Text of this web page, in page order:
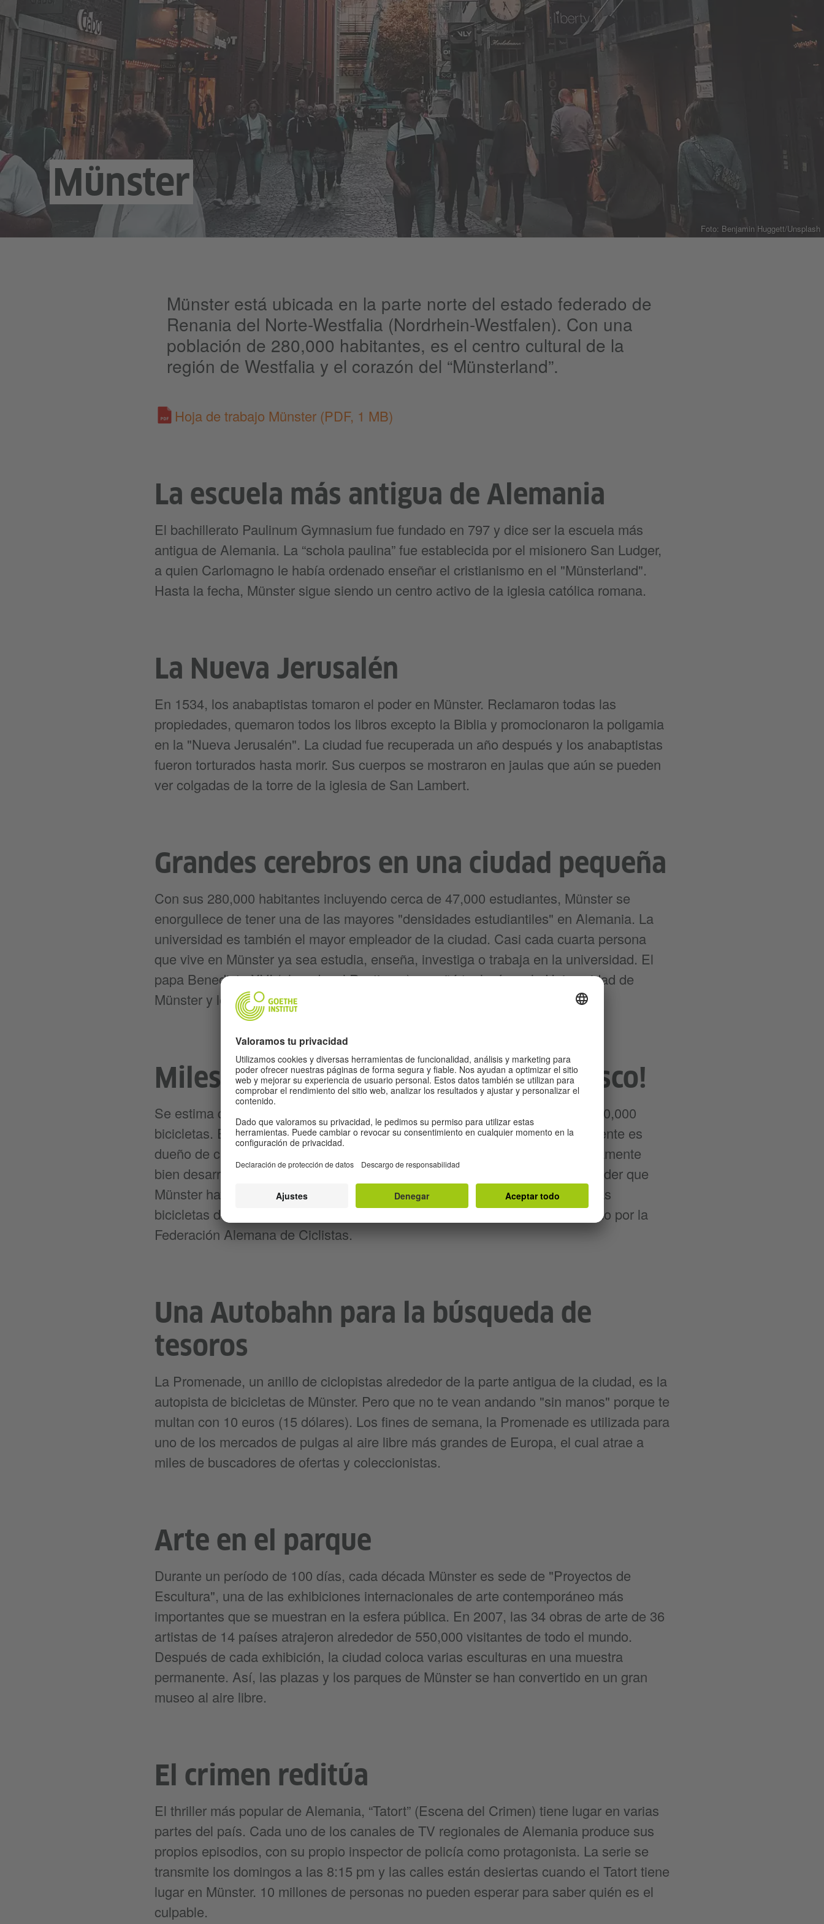
Foto: Benjamin Huggett/Unsplash
Münster
Münster está ubicada en la parte norte del estado federado de
Renania del Norte-Westfalia (Nordrhein-Westfalen). Con una
población de 280,000 habitantes, es el centro cultural de la
región de Westfalia y el corazón del “Münsterland”.
Hoja de trabajo Münster (PDF, 1 MB)
La escuela más antigua de Alemania
El bachillerato Paulinum Gymnasium fue fundado en 797 y dice ser la escuela más
antigua de Alemania. La “schola paulina” fue establecida por el misionero San Ludger,
a quien Carlomagno le había ordenado enseñar el cristianismo en el "Münsterland".
Hasta la fecha, Münster sigue siendo un centro activo de la iglesia católica romana.
La Nueva Jerusalén
En 1534, los anabaptistas tomaron el poder en Münster. Reclamaron todas las
propiedades, quemaron todos los libros excepto la Biblia y promocionaron la poligamia
en la "Nueva Jerusalén". La ciudad fue recuperada un año después y los anabaptistas
fueron torturados hasta morir. Sus cuerpos se mostraron en jaulas que aún se pueden
ver colgadas de la torre de la iglesia de San Lambert.
Grandes cerebros en una ciudad pequeña
Con sus 280,000 habitantes incluyendo cerca de 47,000 estudiantes, Münster se
enorgullece de tener una de las mayores "densidades estudiantiles" en Alemania. La
universidad es también el mayor empleador de la ciudad. Casi cada cuarta persona
que vive en Münster ya sea estudia, enseña, investiga o trabaja en la universidad. El
papa Benedicto XVI (el cardenal Raztinger) enseñó teología en la Universidad de
Münster y le encantaba ir en bicicleta a sus clases.
Miles de bicicletas - ¡pero ningún casco!
Se estima que Münster, la capital de la bicicleta de Alemania, es sede de 500,000
bicicletas. Esto significa que, desde una perspectiva estadística, cada residente es
dueño de casi dos bicicletas. Los ciclistas tienen acceso a un red extremadamente
bien desarrollada de 170 millas de ciclopistas. Por lo tanto, no es de sorprender que
Münster haya sido elegida varias veces como "La ciudad más amable con las
bicicletas de Alemania", tanto por la Asociación Alemana del Automóvil como por la
Federación Alemana de Ciclistas.
Una Autobahn para la búsqueda de
tesoros
La Promenade, un anillo de ciclopistas alrededor de la parte antigua de la ciudad, es la
autopista de bicicletas de Münster. Pero que no te vean andando "sin manos" porque te
multan con 10 euros (15 dólares). Los fines de semana, la Promenade es utilizada para
uno de los mercados de pulgas al aire libre más grandes de Europa, el cual atrae a
miles de buscadores de ofertas y coleccionistas.
Arte en el parque
Durante un período de 100 días, cada década Münster es sede de "Proyectos de
Escultura", una de las exhibiciones internacionales de arte contemporáneo más
importantes que se muestran en la esfera pública. En 2007, las 34 obras de arte de 36
artistas de 14 países atrajeron alrededor de 550,000 visitantes de todo el mundo.
Después de cada exhibición, la ciudad coloca varias esculturas en una muestra
permanente. Así, las plazas y los parques de Münster se han convertido en un gran
museo al aire libre.
El crimen reditúa
El thriller más popular de Alemania, “Tatort” (Escena del Crimen) tiene lugar en varias
partes del país. Cada uno de los canales de TV regionales de Alemania produce sus
propios episodios, con su propio inspector de policía como protagonista. La serie se
transmite los domingos a las 8:15 pm y las calles están desiertas cuando el Tatort tiene
lugar en Münster. 10 millones de personas no pueden esperar para saber quién es el
culpable.